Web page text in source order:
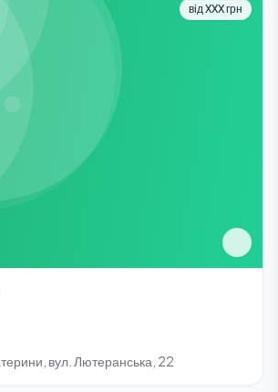
від XXX грн
вул. Лютеранська, 22